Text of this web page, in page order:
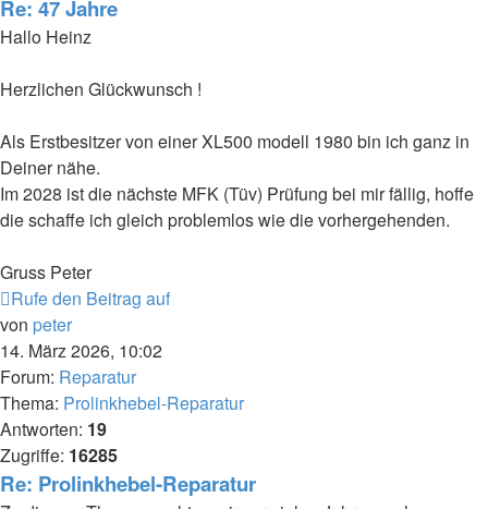
Re: 47 Jahre
Hallo Heinz
Herzlichen Glückwunsch !
Als Erstbesitzer von einer XL500 modell 1980 bin ich ganz in
Deiner nähe.
Im 2028 ist die nächste MFK (Tüv) Prüfung bei mir fällig, hoffe
die schaffe ich gleich problemlos wie die vorhergehenden.
Gruss Peter
Rufe den Beitrag auf
von peter
14. März 2026, 10:02
Forum: Reparatur
Thema: Prolinkhebel-Reparatur
Antworten: 19
Zugriffe: 16285
Re: Prolinkhebel-Reparatur